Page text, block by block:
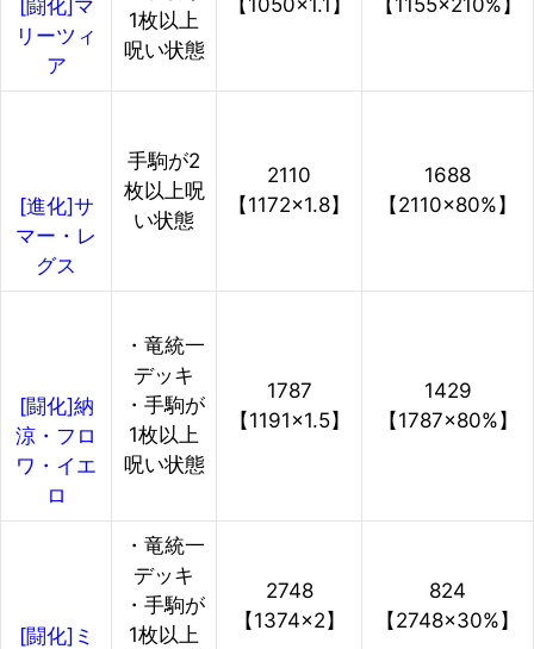
[闘化]マ
リーツィ
ア
1枚以上
呪い状態
【1050×1.1】 【1155×210%】
[進化]サ
マー・レ
グス
手駒が2
枚以上呪
い状態
2110
【1172×1.8】
1688
【2110×80%】
[闘化]納
涼・フロ
ワ・イエ
ロ
・竜統一
デッキ
・手駒が
1枚以上
呪い状態
1787
【1191×1.5】
1429
【1787×80%】
[闘化]ミ
・竜統一
デッキ
・手駒が
1枚以上
2748
【1374×2】
824
【2748×30%】